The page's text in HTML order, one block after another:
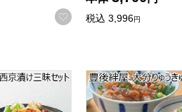
お気に入りに登録する
税込 3,996円
漬魚 西京漬け三昧セット【夏の贈
豊後絆屋 大分りゅ